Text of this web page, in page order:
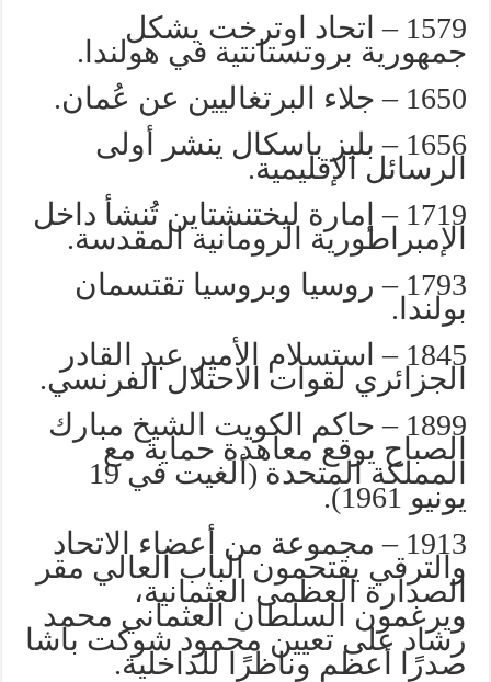
1579 – اتحاد اوترخت يشكل
جمهورية بروتستانتية في هولندا.
1650 – جلاء البرتغاليين عن عُمان.
1656 – بليز باسكال ينشر أولى
الرسائل الإقليمية.
1719 – إمارة ليختنشتاين تُنشأ داخل
الإمبراطورية الرومانية المقدسة.
1793 – روسيا وبروسيا تقتسمان
بولندا.
1845 – استسلام الأمير عبد القادر
الجزائري لقوات الاحتلال الفرنسي.
1899 – حاكم الكويت الشيخ مبارك
الصباح يوقع معاهدة حماية مع
المملكة المتحدة (ألغيت في 19
يونيو 1961).
1913 – مجموعة من أعضاء الاتحاد
والترقي يقتحمون الباب العالي مقر
الصدارة العظمى العثمانية،
ويرغمون السلطان العثماني محمد
رشاد على تعيين محمود شوكت باشا
صدرًا أعظم وناظرًا للداخلية.